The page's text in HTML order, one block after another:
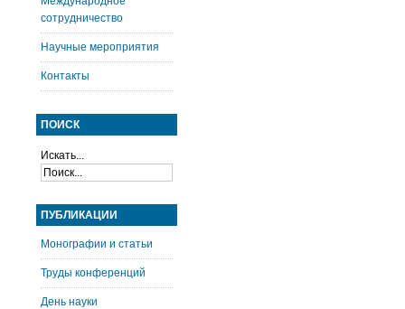
сотрудничество
Научные мероприятия
Контакты
ПОИСК
Искать...
ПУБЛИКАЦИИ
Монографии и статьи
Труды конференций
День науки